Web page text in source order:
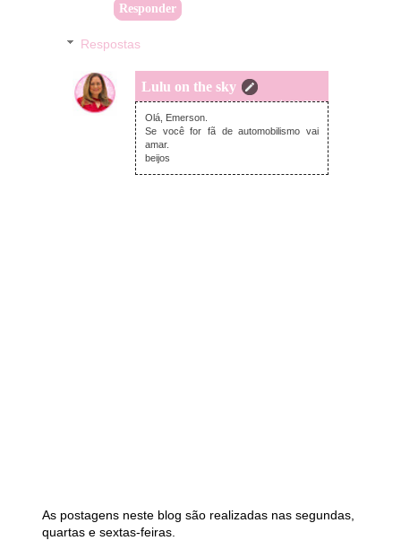
Responder
Respostas
Lulu on the sky
quinta-feira, maio 30, 2024
Olá, Emerson.
Se você for fã de automobilismo vai
amar.
beijos
As postagens neste blog são realizadas nas segundas,
quartas e sextas-feiras.